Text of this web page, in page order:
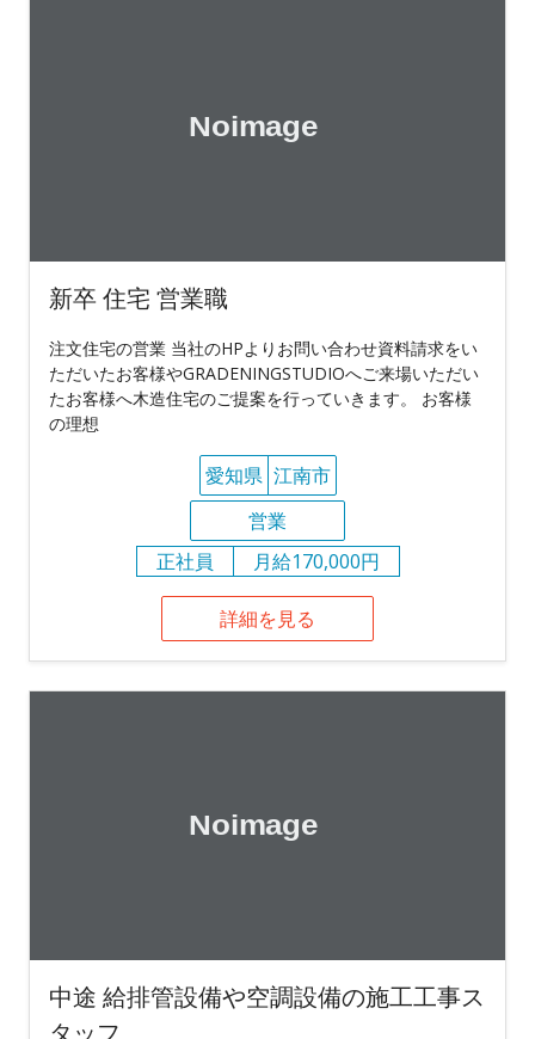
新卒 住宅 営業職
注文住宅の営業 当社のHPよりお問い合わせ資料請求をい
ただいたお客様やGRADENINGSTUDIOへご来場いただい
たお客様へ木造住宅のご提案を行っていきます。 お客様
の理想
愛知県 江南市
営業
正社員
月給170,000円
詳細を見る
中途 給排管設備や空調設備の施工工事ス
タッフ